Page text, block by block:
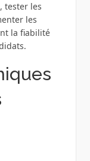
tester les
les
la fiabilité